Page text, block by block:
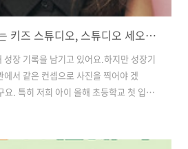
아이 웃음이 끊이지 않는 키즈 스튜디오, 스튜디오 세오나 방문기 (주차 팁 포함)
장 기록을 남기고 있어요.하지만 성장기
서 같은 컨셉으로 사진을 찍어야 겠
. 특히 저희 아이 올해 초등학교 첫 입학
었어요.그래서 오랫동안 찾아보고 많은
한시도 지체할 수 없어서 바로 예약했어